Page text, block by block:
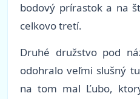
bodový prírastok a na
celkovo tretí.
Druhé družstvo pod
odohralo veľmi slušný
na tom mal Ľubo,